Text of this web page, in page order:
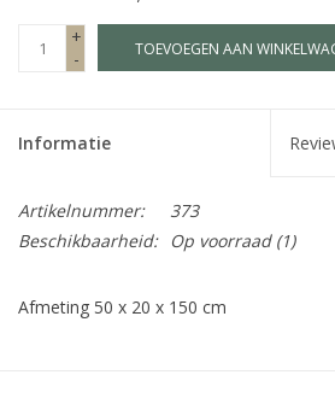
Kisten
Anklebelts
Bootbelts
+
-
TOEVOEGEN AAN
Informatie
Artikelnummer:
373
Beschikbaarheid:
Op voorraad(1)
Afmeting 50 x 20 x 150 cm